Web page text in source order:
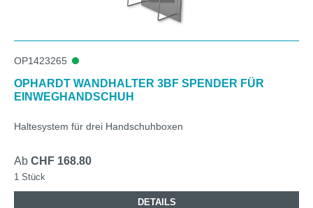
OP1423265
OPHARDT WANDHALTER 3BF SPENDER FÜR
EINWEGHANDSCHUH
Haltesystem für drei Handschuhboxen
Ab CHF 168.80
1 Stück
DETAILS